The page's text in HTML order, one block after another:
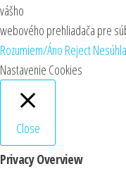
vášho
webového prehliadača pre
Rozumiem/Áno Reject
Nastavenie Cookies
Close
Privacy Overview